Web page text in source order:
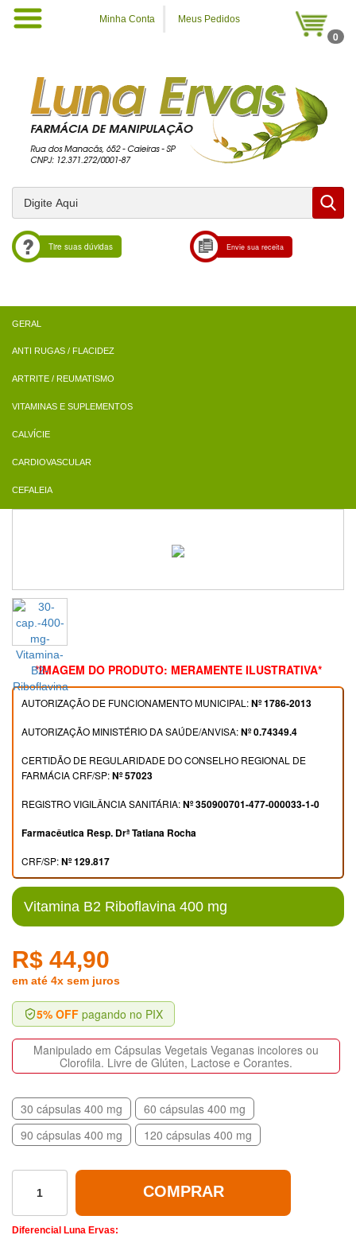
Minha Conta Meus Pedidos
0
Tire suas dúvidas Envie sua receita
ANTI RUGAS / FLACIDEZ
ARTRITE / REUMATISMO
VITAMINAS E SUPLEMENTOS
CALVÍCIE
CARDIOVASCULAR
CEFALEIA
*IMAGEM DO PRODUTO: MERAMENTE ILUSTRATIVA*
AUTORIZAÇÃO DE FUNCIONAMENTO MUNICIPAL:Nº 1786-2013
AUTORIZAÇÃO MINISTÉRIO DA SAÚDE/ANVISA:Nº 0.74349.4
CERTIDÃO DE REGULARIDADE DO CONSELHO REGIONAL DE
FARMÁCIA CRF/SP:Nº 57023
REGISTRO VIGILÂNCIA SANITÁRIA:Nº 350900701-477-000033-1-0
Farmacêutica Resp. Drª Tatiana Rocha
CRF/SP:Nº 129.817
Vitamina B2 Riboflavina 400 mg
R$ 44,90
em até 4x sem juros
5% OFF pagando no PIX
Manipulado em Cápsulas Vegetais Veganas incolores ou
Clorofila. Livre de Glúten, Lactose e Corantes.
30 cápsulas 400 mg
60 cápsulas 400 mg
90 cápsulas 400 mg
120 cápsulas 400 mg
COMPRAR
Diferencial Luna Ervas: